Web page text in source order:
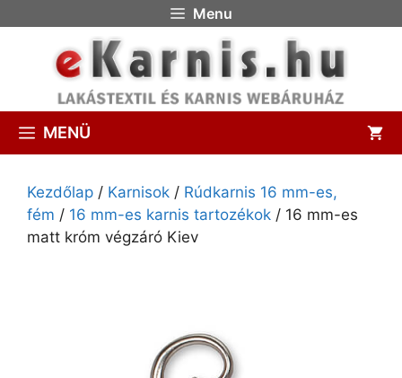
Menu
MENÜ
Kezdőlap / Karnisok / Rúdkarnis 16 mm-es,
fém / 16 mm-es karnis tartozékok / 16 mm-es
matt króm végzáró Kiev